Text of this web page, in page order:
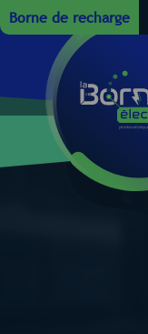
Borne de recharge